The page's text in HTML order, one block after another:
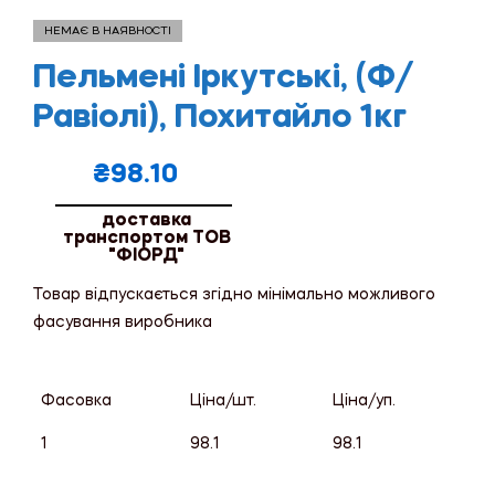
НЕМАЄ В НАЯВНОСТІ
Пельмені Іркутські, (Ф/
Равіолі), Похитайло 1кг
₴98.10
доставка
транспортом ТОВ
"ФІОРД"
Товар відпускається згідно мінімально можливого
фасування виробника
Фасовка Ціна/шт. Ціна/уп.
1 98.1 98.1